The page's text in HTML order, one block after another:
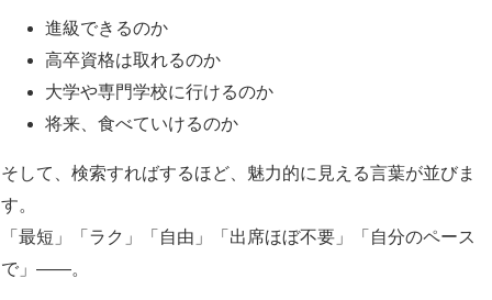
進級できるのか
高卒資格は取れるのか
大学や専門学校に行けるのか
将来、食べていけるのか
そして、検索すればするほど、魅力的に見える言葉が並びま
す。
「最短」「ラク」「自由」「出席ほぼ不要」「自分のペース
で」——。